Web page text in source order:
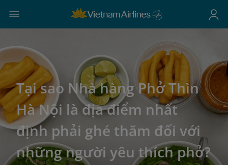
Tại sao Nhà hàng Phở Thìn
Hà Nội là địa điểm nhất
định phải ghé thăm đối với
những người yêu thích phở?